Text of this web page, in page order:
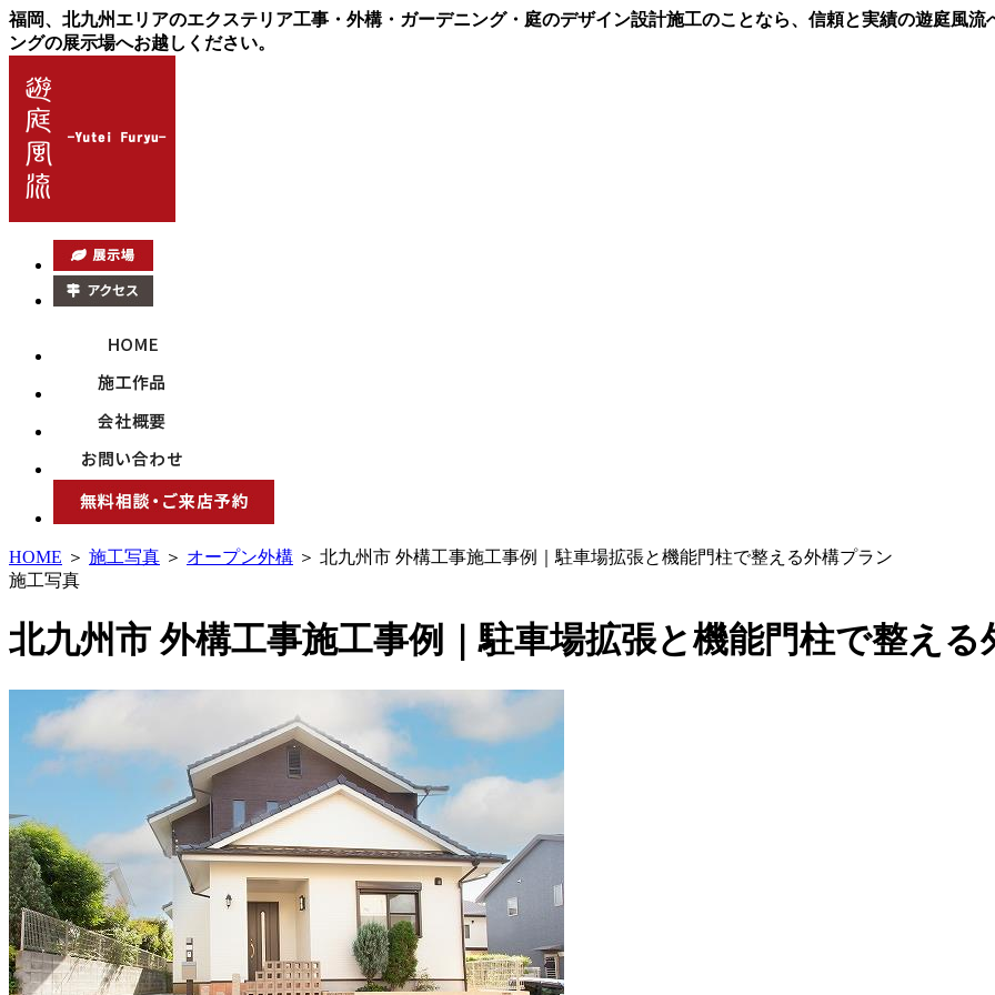
福岡、北九州エリアのエクステリア工事・外構・ガーデニング・庭のデザイン設計施工のことなら、信頼と実績の遊庭風
ングの展示場へお越しください。
HOME ＞ 施工写真 ＞ オープン外構 ＞ 北九州市 外構工事施工事例｜駐車場拡張と機能門柱で整える外構プラン
施工写真
北九州市 外構工事施工事例｜駐車場拡張と機能門柱で整える